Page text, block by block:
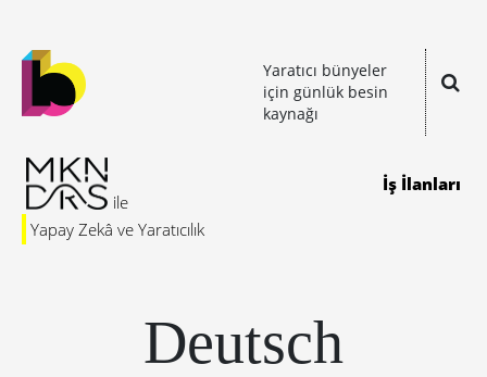
Yaratıcı bünyeler
için günlük besin
kaynağı
Yapay Zekâ ve Yaratıcılık
İş İlanları
Deutsch